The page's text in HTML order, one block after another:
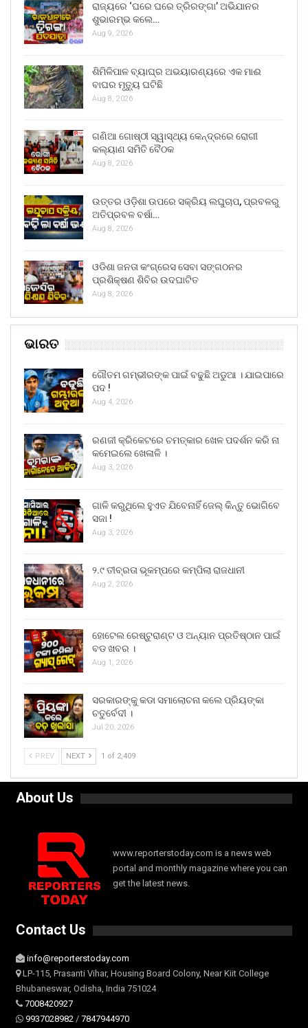
ରାଜ୍ୟରେ ‘ଘରେ ଘରେ ତ୍ରିରଙ୍ଗା’ ଅଭିଯାନର
ଶୁଭାରମ୍ଭ କଲେ…
Aug 9, 2026
ଶିମିଳିପାଳ ବ୍ୟାଘ୍ର ଅଭୟାରଣ୍ୟରେ ଏକ ମାଈ
ବାଘର ମୃତ୍ୟୁ ଘଟିଛି
Aug 8, 2026
ଗଣିଆ ଗୋଷ୍ଠୀ ସ୍ୱାସ୍ଥ୍ୟ କେନ୍ଦ୍ରରେ ରୋଗୀ
କଲ୍ୟାଣ ସମିତି ବୈଠକ
Aug 8, 2026
ଉତ୍ତର ଓଡ଼ିଶା ଉପରେ ସକ୍ରିୟ ଲଘୁଚାପ, ପ୍ରବଳରୁ
ଅତିପ୍ରବଳ ବର୍ଷା…
Aug 8, 2026
ଓଡିଶା ଜନତା କଂଗ୍ରେସ ସେବା ସଙ୍ଗଠନର
ପ୍ରଶିକ୍ଷଣ ଶିବିର ଉଦଘାଟିତ
Aug 8, 2026
ଭାରତ
ଗୌତମ ଗମ୍ଭୀରଙ୍କ ପାଇଁ ବଢୁଛି ଅଡୁଆ । ଯାଇପାରେ
ପଦ !
Aug 4, 2026
ରଣଜୀ କ୍ରିକେଟରେ ଚମତ୍କାର ଖେଳ ପଦର୍ଶନ କରି ନା
କମେଇଲେ ଖେଳାଳି ।
Aug 3, 2026
ଗାଳି କରୁଥିଲେ ହୁଏତ ଯିବେନାହିଁ ଜେଲ୍ କିନ୍ତୁ ଭୋଗିବେ
ସଜା !
Aug 3, 2026
୨.୯ ତୀବ୍ରତା ଭୂକମ୍ପରେ କମ୍ପିଲା ରାଜଧାନୀ
Aug 2, 2026
ହୋଟେଲ ରେଷ୍ଟୁରାଣ୍ଟ ଓ ଅନ୍ୟାନ ପ୍ରତିଷ୍ଠାନ ପାଇଁ
ବଡ ଖବର ।
Aug 1, 2026
ସରକାରଙ୍କୁ କଡା ସମାଲୋଚନା କଲେ ପ୍ରିୟଙ୍କା
ଚତୁର୍ବେଦୀ ।
Jul 20, 2026
PREV NEXT 1 of 2,409
About Us
www.reporterstoday.com is a news web
portal and monthly magazine where you can
get the latest news.
Contact Us
info@reporterstoday.com
LP-115, Prasanti Vihar, Housing Board Colony, Near Kiit College
Bhubaneswar, Odisha, India 751024
7008420927
9937028982 / 7847944970